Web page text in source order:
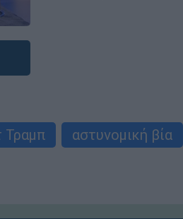
Τραμπ
αστυνομική βία